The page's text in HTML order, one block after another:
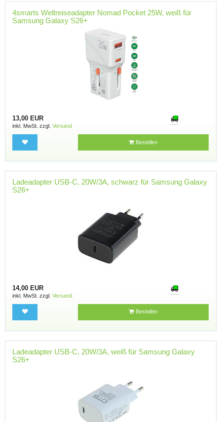
4smarts Weltreiseadapter Nomad Pocket 25W, weiß für
Samsung Galaxy S26+
13,00 EUR
inkl. MwSt. zzgl. Versand
Bestellen
Ladeadapter USB-C, 20W/3A, schwarz für Samsung Galaxy
S26+
14,00 EUR
inkl. MwSt. zzgl. Versand
Bestellen
Ladeadapter USB-C, 20W/3A, weiß für Samsung Galaxy
S26+